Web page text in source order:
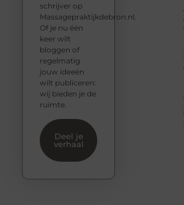
schrijver op
Massagepraktijkdebron.nl.
Of je nu één
keer wilt
bloggen of
regelmatig
jouw ideeën
wilt publiceren:
wij bieden je de
ruimte.
Deel je
verhaal